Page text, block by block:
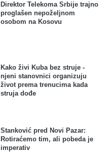
Direktor Telekoma Srbije trajno
proglašen nepoželjnom
osobom na Kosovu
Kako živi Kuba bez struje -
njeni stanovnici organizuju
život prema trenucima kada
struja dođe
Stanković pred Novi Pazar:
Rotiraćemo tim, ali pobeda je
imperativ